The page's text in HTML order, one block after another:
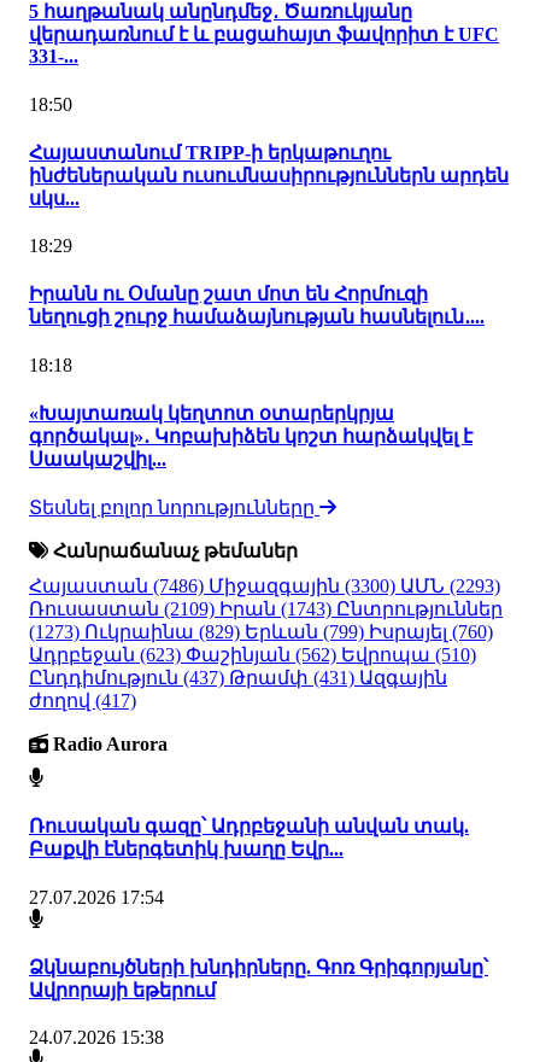
5 հաղթանակ անընդմեջ․ Ծառուկյանը
վերադառնում է և բացահայտ ֆավորիտ է UFC
331-...
18:50
Հայաստանում TRIPP-ի երկաթուղու
ինժեներական ուսումնասիրություններն արդեն
սկս...
18:29
Իրանն ու Օմանը շատ մոտ են Հորմուզի
նեղուցի շուրջ համաձայնության հասնելուն․...
18:18
«Խայտառակ կեղտոտ օտարերկրյա
գործակալ»․ Կոբախիձեն կոշտ հարձակվել է
Սաակաշվիլ...
Տեսնել բոլոր նորությունները
Հանրաճանաչ թեմաներ
Հայաստան (7486) Միջազգային (3300) ԱՄՆ (2293)
Ռուսաստան (2109) Իրան (1743) Ընտրություններ
(1273) Ուկրաինա (829) Երևան (799) Իսրայել (760)
Ադրբեջան (623) Փաշինյան (562) Եվրոպա (510)
Ընդդիմություն (437) Թրամփ (431) Ազգային
ժողով (417)
Radio Aurora
Ռուսական գազը՝ Ադրբեջանի անվան տակ.
Բաքվի էներգետիկ խաղը Եվր...
27.07.2026 17:54
Ձկնաբույծների խնդիրները. Գոռ Գրիգորյանը՝
Ավրորայի եթերում
24.07.2026 15:38